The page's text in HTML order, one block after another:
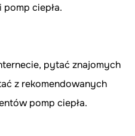
ciepła.
pytać znajomych
z rekomendowanych
pomp ciepła.